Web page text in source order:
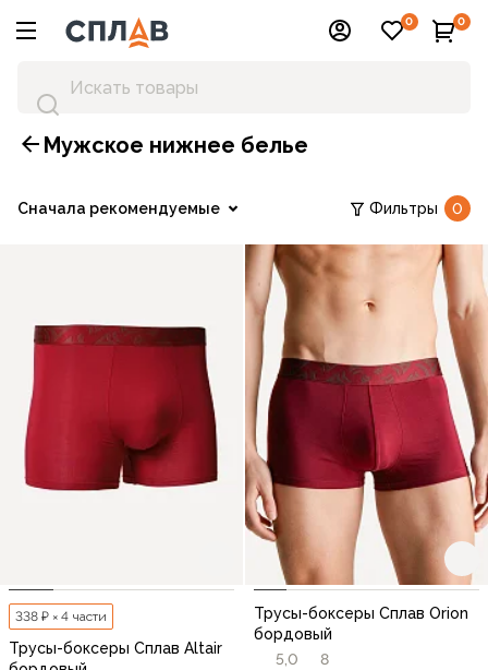
0 0
Мужское нижнее белье
Сначала рекомендуемые Фильтры 0
338 ₽ × 4 части
Трусы-боксеры Сплав Altair
Трусы-боксеры Сплав Orion
бордовый
5,0
8